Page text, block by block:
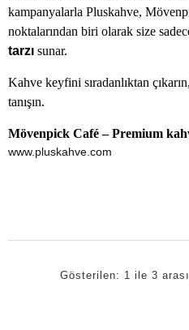
kampanyalarla Pluskahve,
noktalarından biri olarak size
tarzı sunar.
Kahve keyfini sıradanlıktan
tanışın.
Mövenpick Café – Premium
www.pluskahve.com
Gösterilen: 1 ile 3